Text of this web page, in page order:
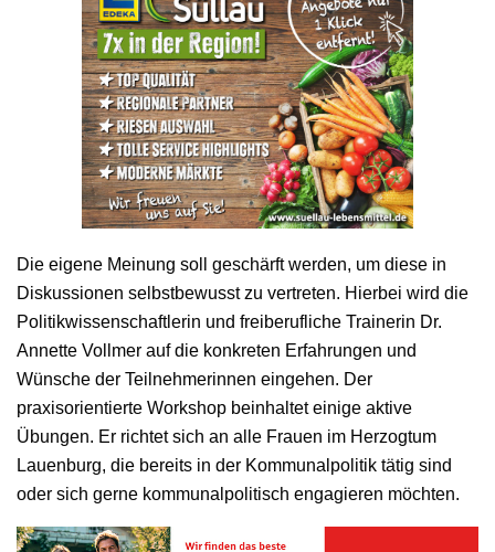
Die eigene Meinung soll geschärft werden, um diese in
Diskussionen selbstbewusst zu vertreten. Hierbei wird die
Politikwissenschaftlerin und freiberufliche Trainerin Dr.
Annette Vollmer auf die konkreten Erfahrungen und
Wünsche der Teilnehmerinnen eingehen. Der
praxisorientierte Workshop beinhaltet einige aktive
Übungen. Er richtet sich an alle Frauen im Herzogtum
Lauenburg, die bereits in der Kommunalpolitik tätig sind
oder sich gerne kommunalpolitisch engagieren möchten.